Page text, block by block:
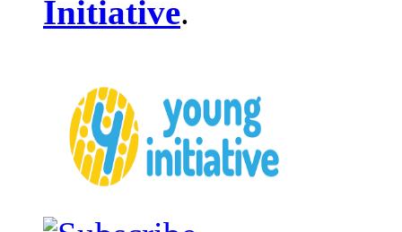
Initiative.